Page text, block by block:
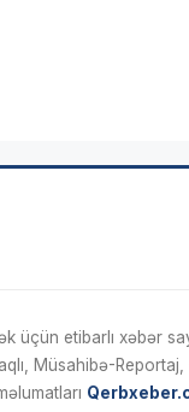
üçün etibarlı xəbər
Müsahibə-